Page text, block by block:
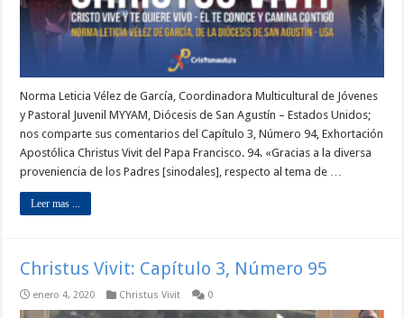
Norma Leticia Vélez de García, Coordinadora Multicultural de Jóvenes
y Pastoral Juvenil MYYAM, Diócesis de San Agustín – Estados Unidos;
nos comparte sus comentarios del Capítulo 3, Número 94, Exhortación
Apostólica Christus Vivit del Papa Francisco. 94. «Gracias a la diversa
proveniencia de los Padres [sinodales], respecto al tema de …
Leer mas ...
Christus Vivit: Capítulo 3, Número 95
enero 4, 2020 Christus Vivit 0